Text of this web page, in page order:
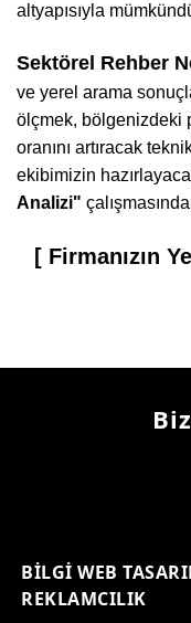
altyapısıyla
Sektörel Rehber
ve yerel arama
ölçmek, bölgenizdeki
oranını artıracak
ekibimizin
Analizi"
[ Firmanızın
BİLGİ WEB
REKLAMCILIK